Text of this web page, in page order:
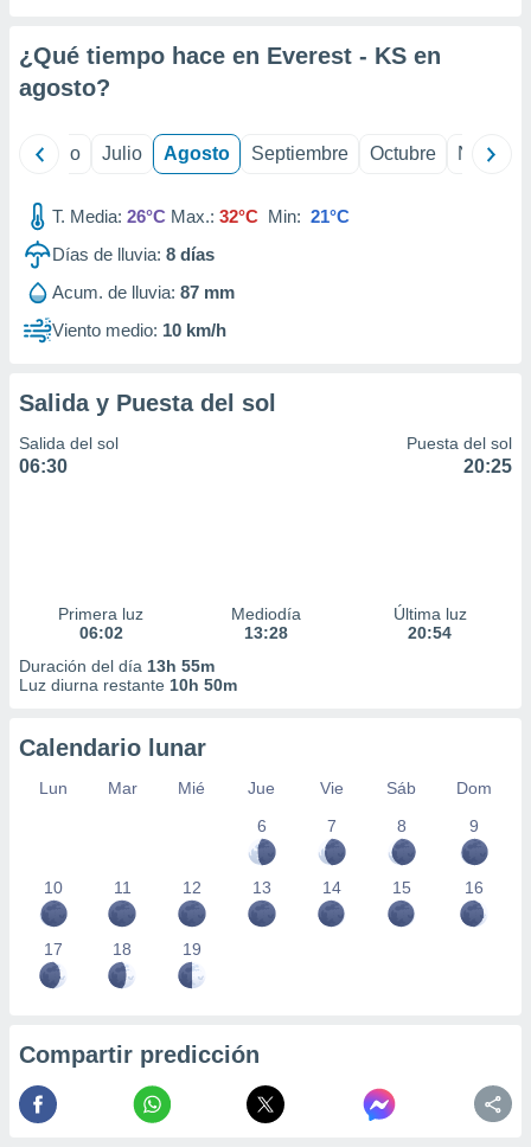
e
de
¿Qué tiempo hace en Everest - KS en
agosto?
Junio Julio Agosto Septiembre Octubre
T. Media: 26°C Max.: 32°C Min: 21°C
Días de lluvia: 8 días
Acum. de lluvia: 87 mm
Viento medio: 10 km/h
Salida y Puesta del sol
Salida del sol
06:30
Puesta del sol
20:25
Primera luz
06:02
Mediodía
13:28
Última luz
20:54
Duración del día 13h 55m
Luz diurna restante 10h 50m
Calendario lunar
Lun Mar Mié Jue Vie Sáb
Dom
6
7 8 9
10 11 12 13 14 15 16
17 18 19
Compartir predicción